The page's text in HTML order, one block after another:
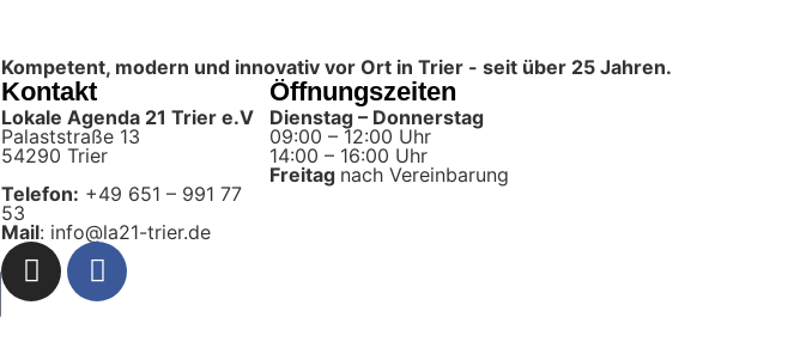
Kompetent, modern und innovativ vor Ort in Trier - seit über 25 Jahren.
Kontakt
Lokale Agenda 21 Trier e.V
Palaststraße 13
54290 Trier
Telefon: +49 651 – 991 77
53
Mail: info@la21-trier.de
Öffnungszeiten
Dienstag – Donnerstag
09:00 – 12:00 Uhr
14:00 – 16:00 Uhr
Freitag nach Vereinbarung